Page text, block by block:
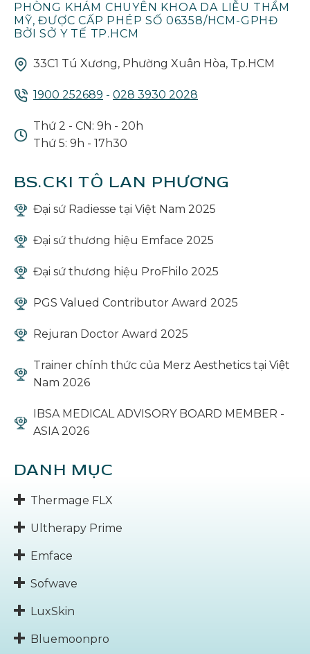
PHÒNG KHÁM CHUYÊN KHOA DA LIỄU THẨM
MỸ, ĐƯỢC CẤP PHÉP SỐ 06358/HCM-GPHĐ
BỞI SỞ Y TẾ TP.HCM
33C1 Tú Xương, Phường Xuân Hòa, Tp.HCM
1900 252689 - 028 3930 2028
Thứ 2 - CN: 9h - 20h
Thứ 5: 9h - 17h30
BS.CKI TÔ LAN PHƯƠNG
Đại sứ Radiesse tại Việt Nam 2025
Đại sứ thương hiệu Emface 2025
Đại sứ thương hiệu ProFhilo 2025
PGS Valued Contributor Award 2025
Rejuran Doctor Award 2025
Trainer chính thức của Merz Aesthetics tại Việt
Nam 2026
IBSA MEDICAL ADVISORY BOARD MEMBER -
ASIA 2026
DANH MỤC
Thermage FLX
Ultherapy Prime
Emface
Sofwave
LuxSkin
Bluemoonpro